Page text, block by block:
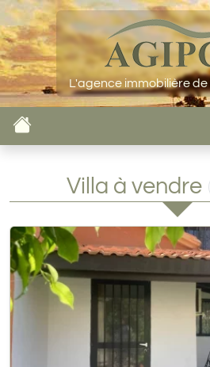
L'agence immobilière
Villa à vendre